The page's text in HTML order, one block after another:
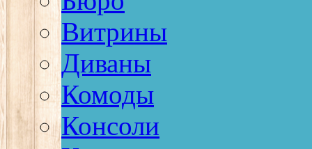
Витрины
Диваны
Комоды
Консоли